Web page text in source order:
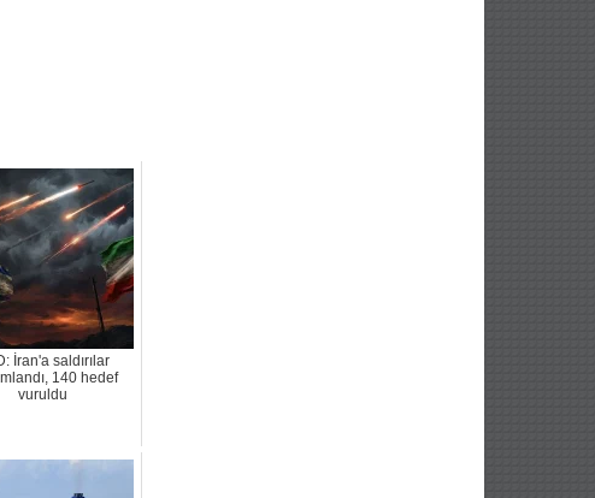
İran'a saldırılar
140 hedef
vuruldu